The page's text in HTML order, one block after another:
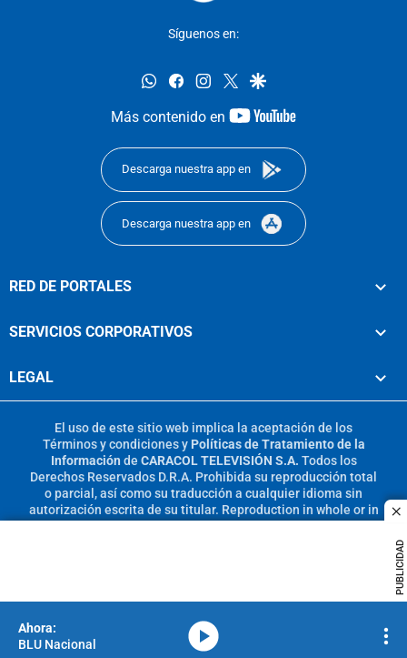
PUBLICIDAD
Síguenos en:
whatsappfacebookinstagram
twittergoogle
Más contenido en
youtube-
Descarga nuestra app en
Descarga nuestra app en
RED DE PORTALES
SERVICIOS CORPORATIVOS
LEGAL
El uso de este sitio web implica la aceptación de los
Términos y condicionesy Políticas de Tratamiento de la
Información de CARACOL TELEVISIÓN S.A. Todos los
Derechos Reservados D.R.A. Prohibida su reproducción total
o parcial, así como su traducción a cualquier idioma sin
autorización escrita de su titular. Reproduction in whole or in
BLU Nacional